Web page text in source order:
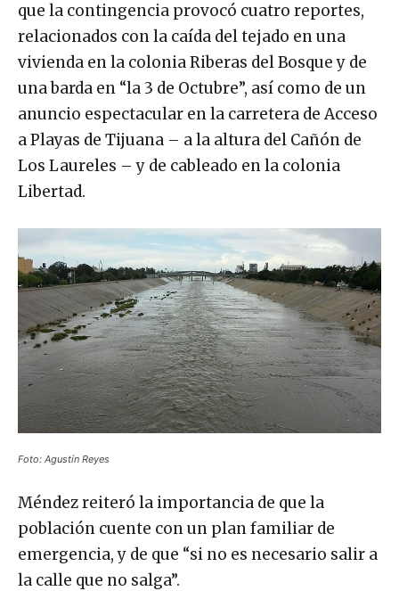
que la contingencia provocó cuatro reportes,
relacionados con la caída del tejado en una
vivienda en la colonia Riberas del Bosque y de
una barda en “la 3 de Octubre”, así como de un
anuncio espectacular en la carretera de Acceso
a Playas de Tijuana – a la altura del Cañón de
Los Laureles – y de cableado en la colonia
Libertad.
Foto: Agustín Reyes
Méndez reiteró la importancia de que la
población cuente con un plan familiar de
emergencia, y de que “si no es necesario salir a
la calle que no salga”.